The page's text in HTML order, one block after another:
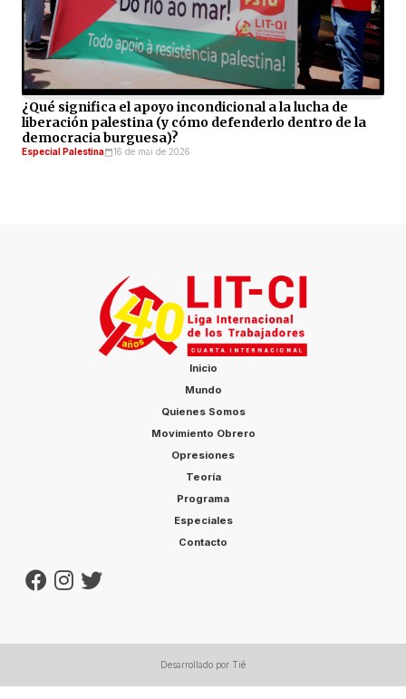
¿Qué significa el apoyo incondicional a la lucha de
liberación palestina (y cómo defenderlo dentro de la
democracia burguesa)?
Especial Palestina 16 de mai de 2026
Inicio
Mundo
Quienes Somos
Movimiento Obrero
Opresiones
Teoría
Programa
Especiales
Contacto
Desarrollado por Tiê